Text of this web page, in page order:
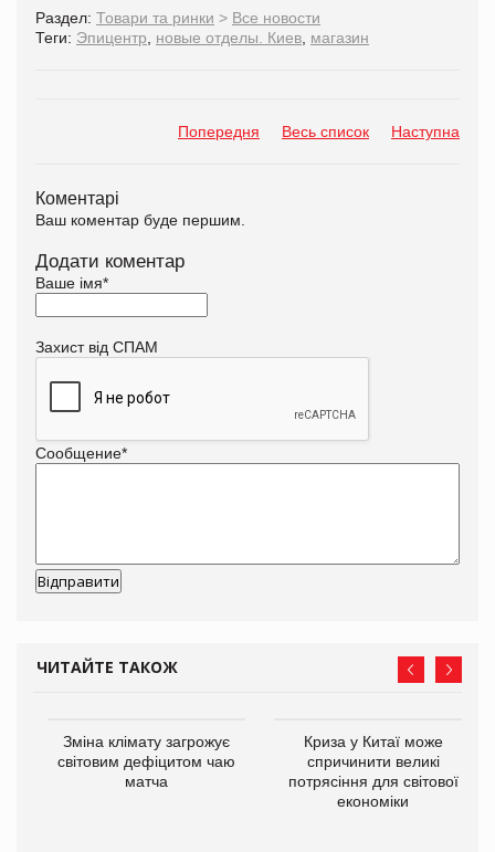
Раздел: Товари та ринки > Все новости
Теги: Эпицентр, новые отделы. Киев, магазин
Попередня Весь список Наступна
Коментарі
Ваш коментар буде першим.
Додати коментар
Ваше імя*
Захист від СПАМ
Сообщение*
ЧИТАЙТЕ ТАКОЖ
Зміна клімату загрожує
світовим дефіцитом чаю
матча
Криза у Китаї може
спричинити великі
потрясіння для світової
економіки